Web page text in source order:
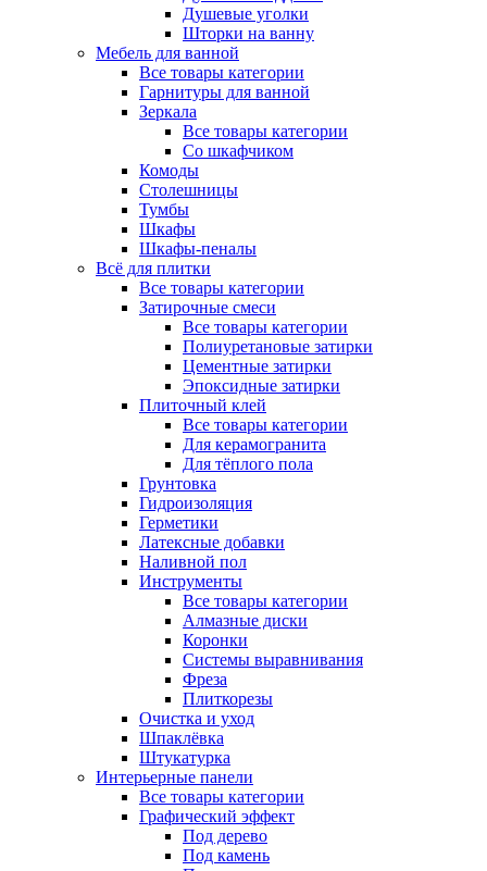
Душевые уголки
Шторки на ванну
Мебель для ванной
Все товары категории
Гарнитуры для ванной
Зеркала
Все товары категории
Со шкафчиком
Комоды
Столешницы
Тумбы
Шкафы
Шкафы-пеналы
Всё для плитки
Все товары категории
Затирочные смеси
Все товары категории
Полиуретановые затирки
Цементные затирки
Эпоксидные затирки
Плиточный клей
Все товары категории
Для керамогранита
Для тёплого пола
Грунтовка
Гидроизоляция
Герметики
Латексные добавки
Наливной пол
Инструменты
Все товары категории
Алмазные диски
Коронки
Системы выравнивания
Фреза
Плиткорезы
Очистка и уход
Шпаклёвка
Штукатурка
Интерьерные панели
Все товары категории
Графический эффект
Под дерево
Под камень